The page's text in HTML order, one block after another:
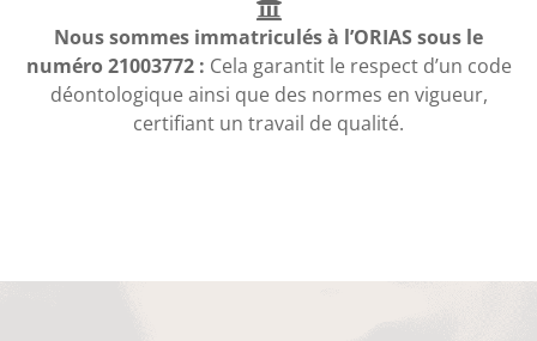
Nous sommes immatriculés à l’ORIAS sous le
numéro 21003772 : Cela garantit le respect d’un code
déontologique ainsi que des normes en vigueur,
certifiant un travail de qualité.